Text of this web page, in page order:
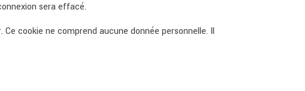
sera effacé.
cookie ne comprend aucune donnée personnelle. Il